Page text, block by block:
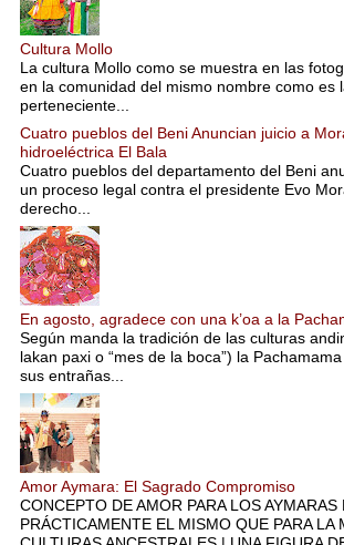
Cultura Mollo
La cultura Mollo como se muestra en las
en la comunidad del mismo nombre como es
perteneciente...
Cuatro pueblos del Beni Anuncian juicio a
hidroeléctrica El Bala
Cuatro pueblos del departamento del Beni
un proceso legal contra el presidente Evo
derecho...
En agosto, agradece con una k’oa a la
Según manda la tradición de las culturas
lakan paxi o “mes de la boca”) la
sus entrañas...
Amor Aymara: El Sagrado Compromiso
CONCEPTO DE AMOR PARA LOS AYMARAS
PRÁCTICAMENTE EL MISMO QUE PARA LA